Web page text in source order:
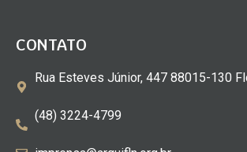
CONTATO
Rua Esteves Júnior, 447 88015-130
(48) 3224-4799